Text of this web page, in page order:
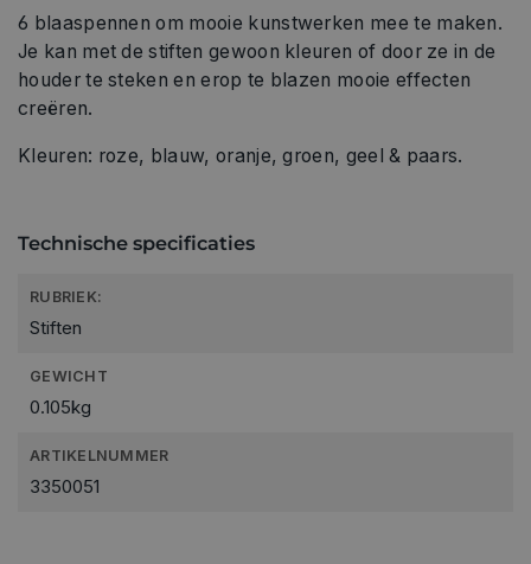
6 blaaspennen om mooie kunstwerken mee te maken.
Je kan met de stiften gewoon kleuren of door ze in de
houder te steken en erop te blazen mooie effecten
creëren.
Kleuren: roze, blauw, oranje, groen, geel & paars.
Technische specificaties
RUBRIEK:
Stiften
GEWICHT
0.105kg
ARTIKELNUMMER
3350051